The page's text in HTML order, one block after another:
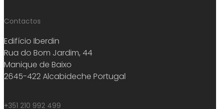
Contactos
Edifício Iberdin
Rua do Bom Jardim, 44
Manique de Baixo
2645-422 Alcabideche Portugal
+351 210 992 499